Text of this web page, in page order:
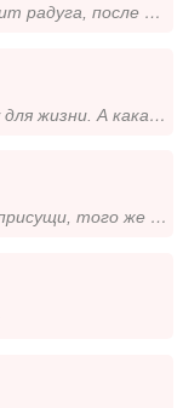
После дождя всегда приходит радуга, после слёз - счастье.
Я хочу встретить мужчину для жизни. А какая я, ты узнаешь, пообщавшись со мной.
Все женские качества мне присущи, того же требовать хочу от мужчины-всех мужских качеств!